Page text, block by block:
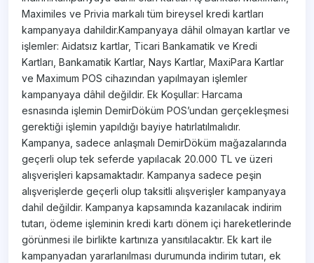
Maximiles ve Privia markalı tüm bireysel kredi kartları
kampanyaya dahildir.Kampanyaya dâhil olmayan kartlar ve
işlemler: Aidatsız kartlar, Ticari Bankamatik ve Kredi
Kartları, Bankamatik Kartlar, Nays Kartlar, MaxiPara Kartlar
ve Maximum POS cihazından yapılmayan işlemler
kampanyaya dâhil değildir. Ek Koşullar: Harcama
esnasında işlemin DemirDöküm POS’undan gerçekleşmesi
gerektiği işlemin yapıldığı bayiye hatırlatılmalıdır.
Kampanya, sadece anlaşmalı DemirDöküm mağazalarında
geçerli olup tek seferde yapılacak 20.000 TL ve üzeri
alışverişleri kapsamaktadır. Kampanya sadece peşin
alışverişlerde geçerli olup taksitli alışverişler kampanyaya
dahil değildir. Kampanya kapsamında kazanılacak indirim
tutarı, ödeme işleminin kredi kartı dönem içi hareketlerinde
görünmesi ile birlikte kartınıza yansıtılacaktır. Ek kart ile
kampanyadan yararlanılması durumunda indirim tutarı, ek